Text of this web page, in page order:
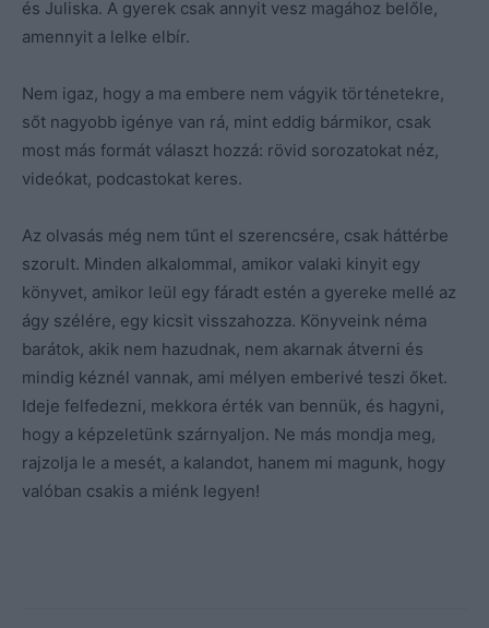
és Juliska. A gyerek csak annyit vesz magához belőle,
amennyit a lelke elbír.
Nem igaz, hogy a ma embere nem vágyik történetekre,
sőt nagyobb igénye van rá, mint eddig bármikor, csak
most más formát választ hozzá: rövid sorozatokat néz,
videókat, podcastokat keres.
Az olvasás még nem tűnt el szerencsére, csak háttérbe
szorult. Minden alkalommal, amikor valaki kinyit egy
könyvet, amikor leül egy fáradt estén a gyereke mellé az
ágy szélére, egy kicsit visszahozza. Könyveink néma
barátok, akik nem hazudnak, nem akarnak átverni és
mindig kéznél vannak, ami mélyen emberivé teszi őket.
Ideje felfedezni, mekkora érték van bennük, és hagyni,
hogy a képzeletünk szárnyaljon. Ne más mondja meg,
rajzolja le a mesét, a kalandot, hanem mi magunk, hogy
valóban csakis a miénk legyen!